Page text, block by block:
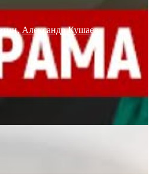
,Александр Кушаев